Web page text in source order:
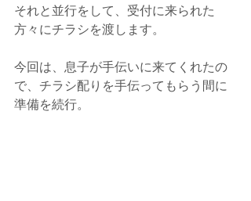
それと並行をして、受付に来られた
方々にチラシを渡します。
今回は、息子が手伝いに来てくれたの
で、チラシ配りを手伝ってもらう間に
準備を続行。